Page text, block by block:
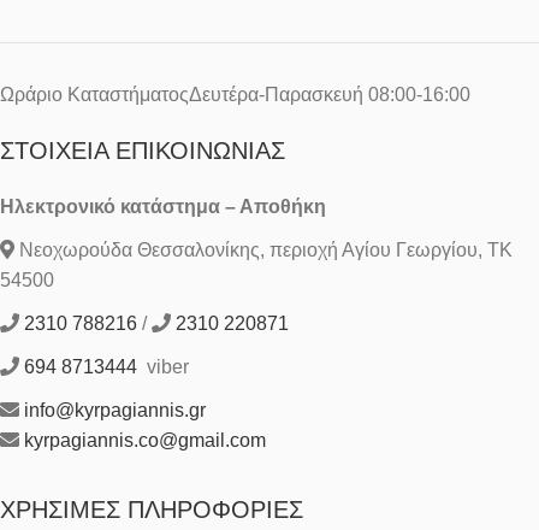
Ωράριο ΚαταστήματοςΔευτέρα-Παρασκευή 08:00-16:00
ΣΤΟΙΧΕΊΑ ΕΠΙΚΟΙΝΩΝΊΑΣ
Ηλεκτρονικό κατάστημα – Αποθήκη
Νεοχωρούδα Θεσσαλονίκης, περιοχή Αγίου Γεωργίου, ΤΚ
54500
2310 788216 / 2310 220871
694 8713444 viber
info@kyrpagiannis.gr
kyrpagiannis.co@gmail.com
ΧΡΉΣΙΜΕΣ ΠΛΗΡΟΦΟΡΊΕΣ